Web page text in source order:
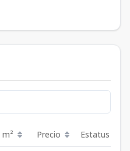
m² Precio Estatus